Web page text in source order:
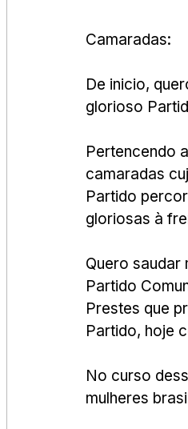
Camaradas:
De inicio,
glorioso
Pertencendo
camaradas
Partido
gloriosas à
Quero saudar
Partido
Prestes que
Partido, hoje
No curso
mulheres